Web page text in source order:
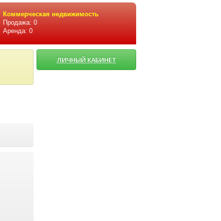
Коммерческая недвижимость
Продажа: 0
Аренда: 0
ЛИЧНЫЙ КАБИНЕТ